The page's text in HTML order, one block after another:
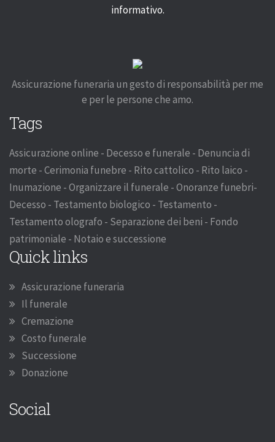
informativo.
Assicurazione funeraria un gesto di responsabilità per me
e per le persone che amo.
Tags
Assicurazione online - Decesso e funerale - Denuncia di
morte - Cerimonia funebre - Rito cattolico - Rito laico -
Inumazione - Organizzare il funerale - Onoranze funebri-
Decesso - Testamento biologico - Testamento -
Testamento olografo - Separazione dei beni - Fondo
patrimoniale - Notaio e successione
Quick links
Assicurazione funeraria
Il funerale
Cremazione
Costo funerale
Successione
Donazione
Social